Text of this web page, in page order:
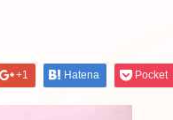
+1 Hatena Pocket